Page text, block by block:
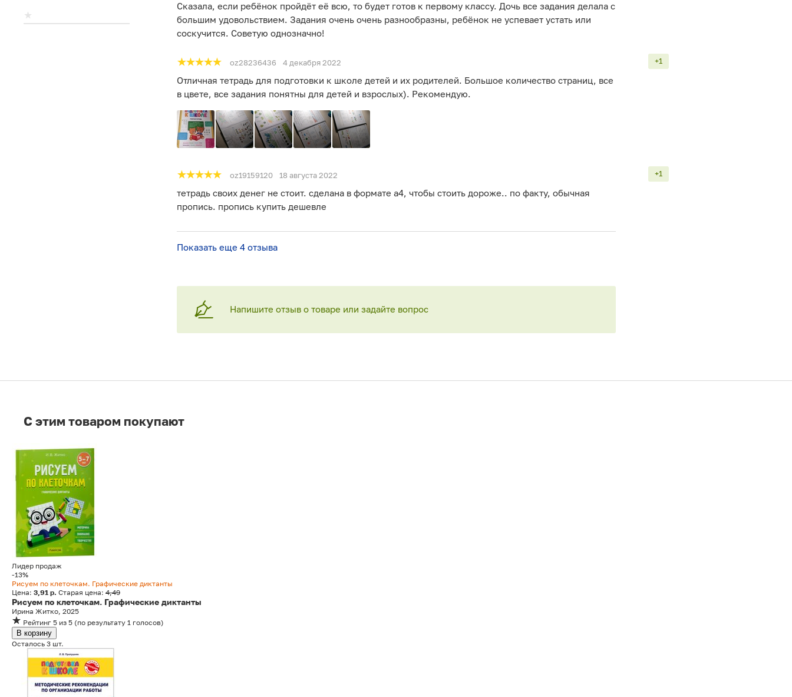
Сказала, если ребёнок пройдёт её всю, то будет готов к первому классу. Дочь все задания делала с
большим удовольствием. Задания очень очень разнообразны, ребёнок не успевает устать или
соскучится. Советую однозначно!
oz28236436 4 декабря 2022 +1
Отличная тетрадь для подготовки к школе детей и их родителей. Большое количество страниц, все
в цвете, все задания понятны для детей и взрослых). Рекомендую.
oz19159120 18 августа 2022 +1
тетрадь своих денег не стоит. сделана в формате a4, чтобы стоить дороже.. по факту, обычная
пропись. пропись купить дешевле
Показать еще 4 отзыва
Напишите отзыв о товаре или задайте вопрос
C этим товаром покупают
Лидер продаж
-13%
Рисуем по клеточкам. Графические диктанты
Цена: 3,91 р. Старая цена: 4,49
Рисуем по клеточкам. Графические диктанты
Ирина Житко, 2025
Рейтинг 5 из 5 (по результату 1 голосов)
В корзину
Осталось 3 шт.